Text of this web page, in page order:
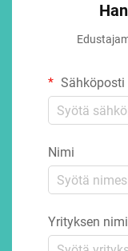
Sähköposti
Nimi
Yrityksen nimi